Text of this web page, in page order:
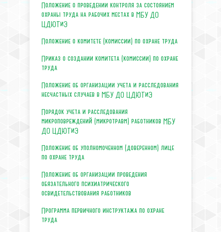
Положение о проведении контроля за состоянием
охраны труда на рабочих местах в МБУ ДО
ЦДЮТиЭ
Положение о комитете (комиссии) по охране труда
Приказ о создании комитета (комиссии) по охране
труда
Положение об организации учета и расследования
несчастных случаев в МБУ ДО ЦДЮТиЭ
Порядок учета и расследования
микроповреждений (микротравм) работников МБУ
ДО ЦДЮТиЭ
Положение об уполномоченном (доверенном) лице
по охране труда
Положение об организации проведения
обязательного психиатрического
освидетельствования работников
Программа первичного инструктажа по охране
труда